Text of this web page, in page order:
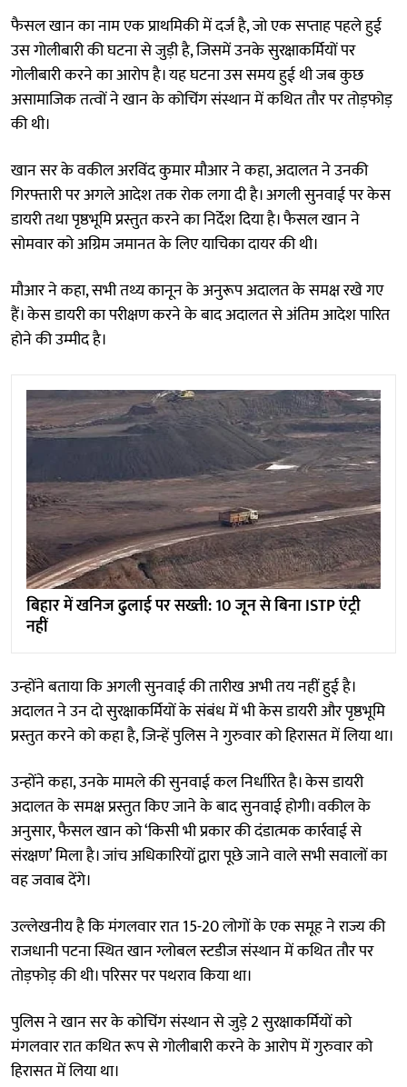
फैसल खान का नाम एक प्राथमिकी में दर्ज है, जो एक सप्ताह पहले हुई
उस गोलीबारी की घटना से जुड़ी है, जिसमें उनके सुरक्षाकर्मियों पर
गोलीबारी करने का आरोप है। यह घटना उस समय हुई थी जब कुछ
असामाजिक तत्वों ने खान के कोचिंग संस्थान में कथित तौर पर तोड़फोड़
की थी।
खान सर के वकील अरविंद कुमार मौआर ने कहा, अदालत ने उनकी
गिरफ्तारी पर अगले आदेश तक रोक लगा दी है। अगली सुनवाई पर केस
डायरी तथा पृष्ठभूमि प्रस्तुत करने का निर्देश दिया है। फैसल खान ने
सोमवार को अग्रिम जमानत के लिए याचिका दायर की थी।
मौआर ने कहा, सभी तथ्य कानून के अनुरूप अदालत के समक्ष रखे गए
हैं। केस डायरी का परीक्षण करने के बाद अदालत से अंतिम आदेश पारित
होने की उम्मीद है।
बिहार में खनिज ढुलाई पर सख्ती: 10 जून से बिना ISTP एंट्री
नहीं
उन्होंने बताया कि अगली सुनवाई की तारीख अभी तय नहीं हुई है।
अदालत ने उन दो सुरक्षाकर्मियों के संबंध में भी केस डायरी और पृष्ठभूमि
प्रस्तुत करने को कहा है, जिन्हें पुलिस ने गुरुवार को हिरासत में लिया था।
उन्होंने कहा, उनके मामले की सुनवाई कल निर्धारित है। केस डायरी
अदालत के समक्ष प्रस्तुत किए जाने के बाद सुनवाई होगी। वकील के
अनुसार, फैसल खान को ‘किसी भी प्रकार की दंडात्मक कार्रवाई से
संरक्षण’ मिला है। जांच अधिकारियों द्वारा पूछे जाने वाले सभी सवालों का
वह जवाब देंगे।
उल्लेखनीय है कि मंगलवार रात 15-20 लोगों के एक समूह ने राज्य की
राजधानी पटना स्थित खान ग्लोबल स्टडीज संस्थान में कथित तौर पर
तोड़फोड़ की थी। परिसर पर पथराव किया था।
पुलिस ने खान सर के कोचिंग संस्थान से जुड़े 2 सुरक्षाकर्मियों को
मंगलवार रात कथित रूप से गोलीबारी करने के आरोप में गुरुवार को
हिरासत में लिया था।